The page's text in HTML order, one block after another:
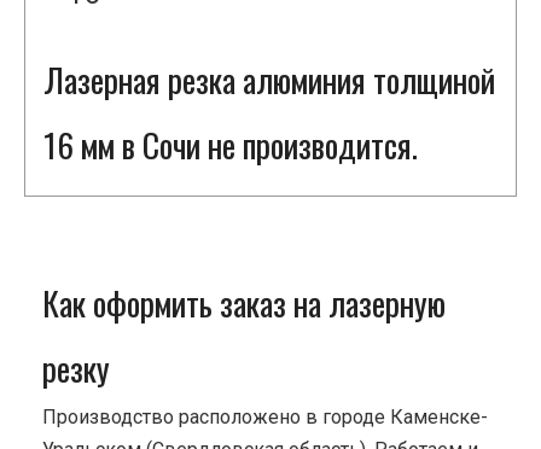
Лазерная резка алюминия толщиной
16 мм в Сочи не производится.
Как оформить заказ на лазерную
резку
Производство расположено в городе Каменске-